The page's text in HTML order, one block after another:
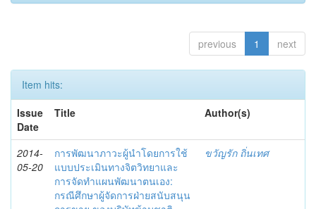
previous 1 next
Item hits:
Issue
Date
Title Author(s)
2014-
05-20
การพัฒนาภาวะผู้นำโดยการใช้
แบบประเมินทางจิตวิทยาและ
การจัดทำแผนพัฒนาตนเอง:
กรณีศึกษาผู้จัดการฝ่ายสนับสนุน
ขวัญรัก ถิ่นเทศ